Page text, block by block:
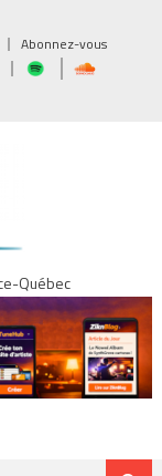
Abonnez-vous
Québec